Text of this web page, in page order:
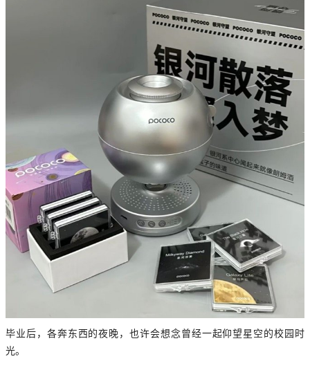
毕业后，各奔东西的夜晚，也许会想念曾经一起仰望星空的校园时
光。